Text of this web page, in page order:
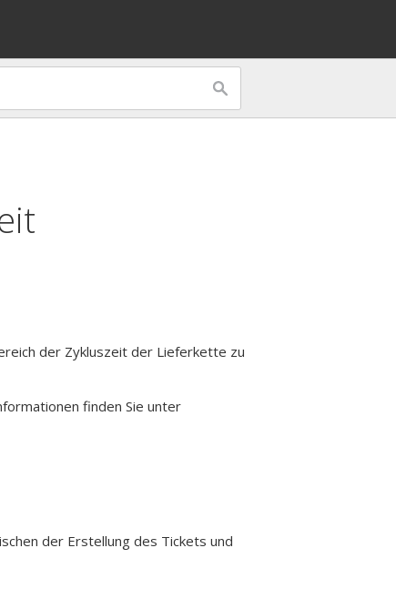
der Zykluszeit der Lieferkette zu
finden Sie unter
der Erstellung des Tickets und